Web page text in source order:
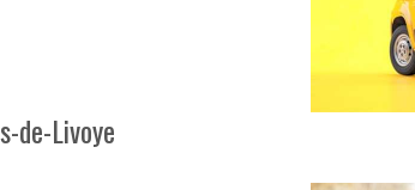
de-Livoye